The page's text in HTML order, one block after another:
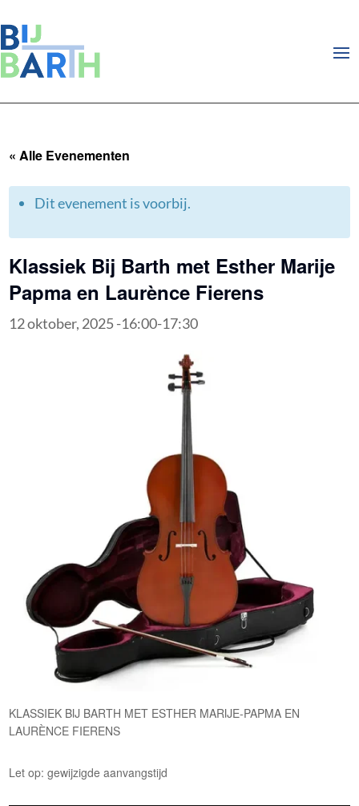
« Alle Evenementen
Dit evenement is voorbij.
Klassiek Bij Barth met Esther Marije
Papma en Laurènce Fierens
12 oktober, 2025 -16:00-17:30
KLASSIEK BIJ BARTH MET ESTHER MARIJE-PAPMA EN
LAURÈNCE FIERENS
Let op: gewijzigde aanvangstijd